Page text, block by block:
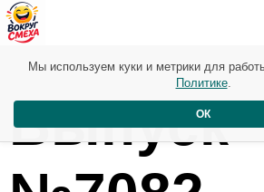
Выпуск
Мы используем куки и метрики для
Политике.
ОК